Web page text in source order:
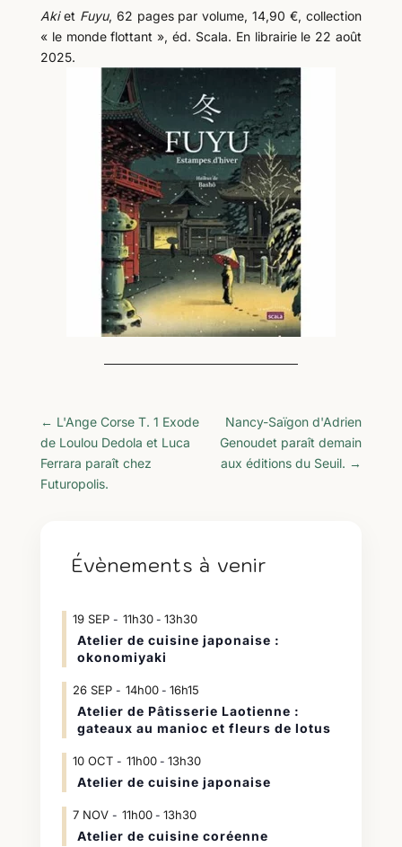
Akiet Fuyu, 62 pages par volume, 14,90 €, collection
« le monde flottant », éd. Scala. En librairie le 22 août
2025.
← L'Ange Corse T. 1 Exode
de Loulou Dedola et Luca
Ferrara paraît chez
Futuropolis.
Nancy-Saïgon d'Adrien
Genoudet paraît demain
aux éditions du Seuil. →
Évènements à venir
19 SEP 11h30- 13h30
Atelier de cuisine japonaise :
okonomiyaki
26 SEP 14h00- 16h15
Atelier de Pâtisserie Laotienne :
gateaux au manioc et fleurs de lotus
10 OCT 11h00- 13h30
Atelier de cuisine japonaise
7 NOV 11h00- 13h30
Atelier de cuisine coréenne